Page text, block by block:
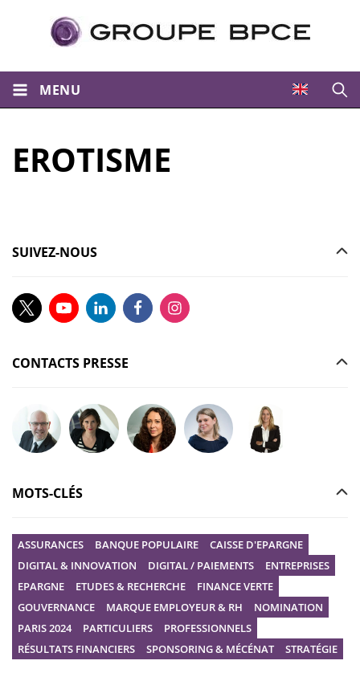
MENU
EROTISME
SUIVEZ-NOUS
CONTACTS PRESSE
Poser votre question à Christophe GILBERT
Poser votre question à Fanny KERECKI
Poser votre question à Mélissa
Poser votre question à Marine
Poser votre question
MOTS-CLÉS
ASSURANCES BANQUE POPULAIRE
CAISSE D'EPARGNE
DIGITAL & INNOVATION
DIGITAL / PAIEMENTS
ENTREPRISES
EPARGNE
ETUDES & RECHERCHE
FINANCE VERTE
GOUVERNANCE
MARQUE EMPLOYEUR & RH
NOMINATION
PARIS 2024
PARTICULIERS
PROFESSIONNELS
RÉSULTATS FINANCIERS
SPONSORING & MÉCÉNAT STRATÉGIE